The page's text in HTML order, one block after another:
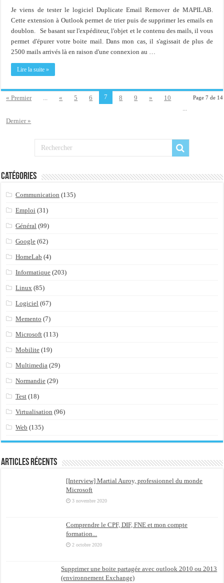
Je viens de tester le logiciel Duplicate Email Remover de MAPILAB.
Cette extension à Outlook permet de trier puis de supprimer les emails en
doublon. Se basant sur l'expéditeur, l'objet et le contenu des mails, il vous
permet d'épurer votre boite mail. Dans mon cas, il s'agissait de plus de
2500 mails arrivés là en raison d'une connexion au …
Lire la suite »
Page 7 de 14
« Premier ... « 5 6 7 8 9 »
10
...
Dernier »
Catégories
Communication (135)
Emploi (31)
Général (99)
Google (62)
HomeLab (4)
Informatique (203)
Linux (85)
Logiciel (67)
Memento (7)
Microsoft (113)
Mobilite (19)
Multimedia (29)
Normandie (29)
Test (18)
Virtualisation (96)
Web (135)
Articles récents
[Interview] Martial Auroy, professionnel du monde
Microsoft
3 novembre 2020
Comprendre le CPF, DIF, FNE et mon compte
formation...
2 octobre 2020
Supprimer une boite partagée avec outlook 2010 ou 2013
(environnement Exchange)